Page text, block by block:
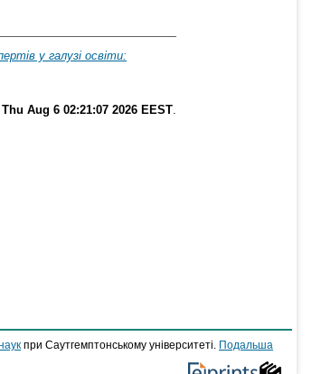
у галузі освіти:
Thu Aug 6 02:21:07 2026 EEST.
при Саутгемптонському університеті.
Подальша